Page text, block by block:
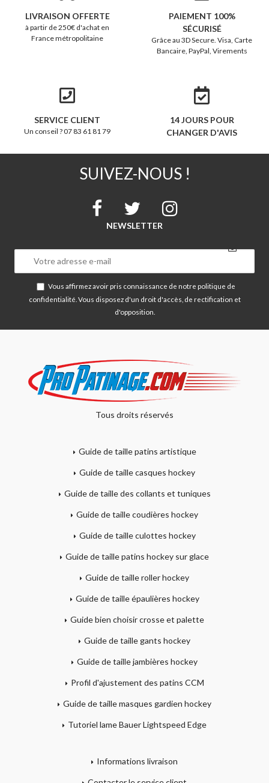
LIVRAISON OFFERTE
à partir de 250€ d'achat en
France métropolitaine
PAIEMENT 100%
SÉCURISÉ
Grâce au 3D Secure. Visa, Carte
Bancaire, PayPal, Virements
SERVICE CLIENT
Un conseil ? 07 83 61 81 79
14 JOURS POUR
CHANGER D'AVIS
SUIVEZ-NOUS !
NEWSLETTER
Vous affirmez avoir pris connaissance de notre politique de
confidentialité . Vous disposez d'un droit d'accès, de rectification et
d'opposition.
Tous droits réservés
Guide de taille patins artistique
Guide de taille casques hockey
Guide de taille des collants et tuniques
Guide de taille coudières hockey
Guide de taille culottes hockey
Guide de taille patins hockey sur glace
Guide de taille roller hockey
Guide de taille épaulières hockey
Guide bien choisir crosse et palette
Guide de taille gants hockey
Guide de taille jambières hockey
Profil d'ajustement des patins CCM
Guide de taille masques gardien hockey
Tutoriel lame Bauer Lightspeed Edge
Informations livraison